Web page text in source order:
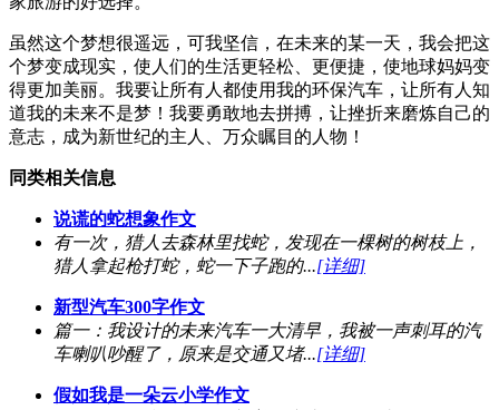
虽然这个梦想很遥远，可我坚信，在未来的某一天，我会把这
个梦变成现实，使人们的生活更轻松、更便捷，使地球妈妈变
得更加美丽。我要让所有人都使用我的环保汽车，让所有人知
道我的未来不是梦！我要勇敢地去拼搏，让挫折来磨炼自己的
意志，成为新世纪的主人、万众瞩目的人物！
同类相关信息
说谎的蛇想象作文
有一次，猎人去森林里找蛇，发现在一棵树的树枝上，
猎人拿起枪打蛇，蛇一下子跑的...[详细]
新型汽车300字作文
篇一：我设计的未来汽车一大清早，我被一声刺耳的汽
车喇叭吵醒了，原来是交通又堵...[详细]
假如我是一朵云小学作文